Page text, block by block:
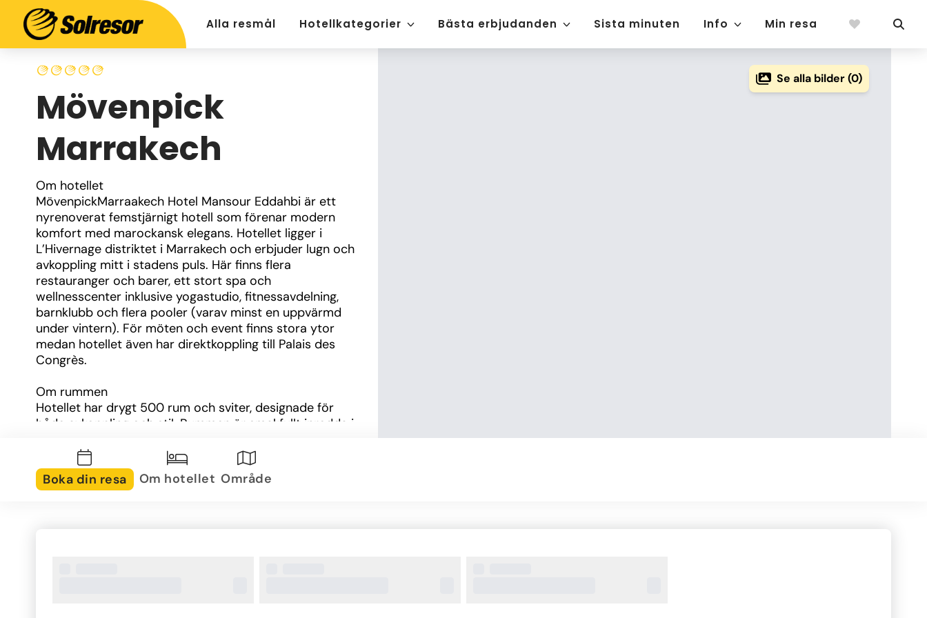
Alla resmål Hotellkategorier Bästa erbjudanden Sista minuten Info Min resa
Mövenpick
Marrakech
Om hotellet
MövenpickMarraakech Hotel Mansour Eddahbi är ett
nyrenoverat femstjärnigt hotell som förenar modern
komfort med marockansk elegans. Hotellet ligger i
L’Hivernage distriktet i Marrakech och erbjuder lugn och
avkoppling mitt i stadens puls. Här finns flera
restauranger och barer, ett stort spa och
wellnesscenter inklusive yogastudio, fitnessavdelning,
barnklubb och flera pooler (varav minst en uppvärmd
under vintern). För möten och event finns stora ytor
medan hotellet även har direktkoppling till Palais des
Congrès.
Om rummen
Hotellet har drygt 500 rum och sviter, designade för
både avkoppling och stil. Rummen är smakfullt inredda i
ca 30 m² yta med kingsäng eller två enkelsängar,
luftkonditionering, wifi och TV. Många rum har balkong
eller utsikt över trädgårdar eller pooler. För dig som vill
Se alla bilder (0)
Boka din resa Om hotellet Område